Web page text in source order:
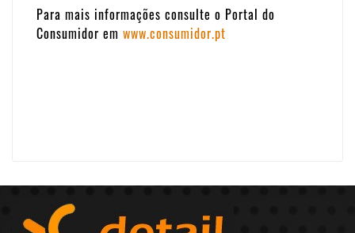
Para mais informações consulte o Portal do
Consumidor em www.consumidor.pt